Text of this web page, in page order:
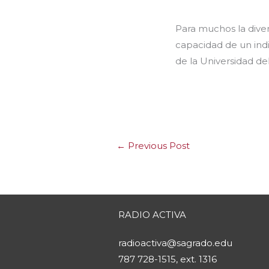
Para muchos la
capacidad de un
de la Universidad
← Previous Post
RADIO ACTIVA
radioactiva@sagrado.edu
787 728-1515, ext. 1316